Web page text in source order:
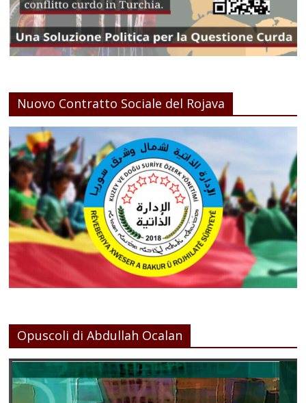
Nuovo Contratto Sociale del Rojava
Opuscoli di Abdullah Ocalan